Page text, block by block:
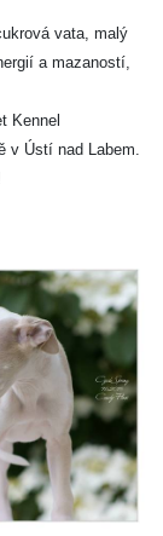
vata, malý
a mazaností,
Kennel
v Ústí nad Labem.